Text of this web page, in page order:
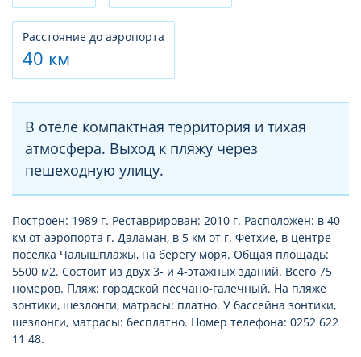
Расстояние до аэропорта
40 км
В отеле компактная территория и тихая
атмосфера. Выход к пляжу через
пешеходную улицу.
Построен: 1989 г. Реставрирован: 2010 г. Расположен: в 40
км от аэропорта г. Даламан, в 5 км от г. Фетхие, в центре
поселка Чалышплажы, на берегу моря. Общая площадь:
5500 м2. Состоит из двух 3- и 4-этажных зданий. Всего 75
номеров. Пляж: городской песчано-галечный. На пляже
зонтики, шезлонги, матрасы: платно. У бассейна зонтики,
шезлонги, матрасы: бесплатно. Номер телефона: 0252 622
11 48.